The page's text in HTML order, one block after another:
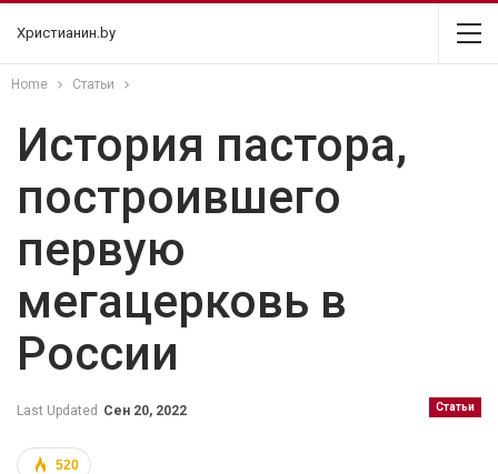
Христианин.by
Home Статьи
История пастора,
построившего
первую
мегацерковь в
России
Статьи
Last Updated Сен 20, 2022
520